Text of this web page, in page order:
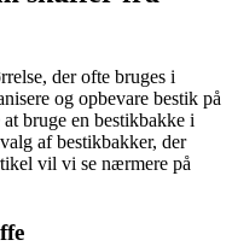
der ofte bruges i
og opbevare bestik på
bruge en bestikbakke i
af bestikbakker, der
vil vi se nærmere på